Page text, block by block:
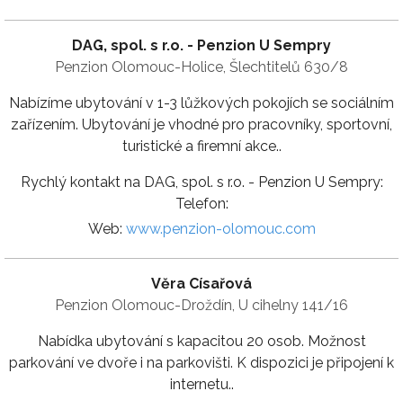
DAG, spol. s r.o. - Penzion U Sempry
Penzion Olomouc-Holice, Šlechtitelů 630/8
Nabízíme ubytování v 1-3 lůžkových pokojích se sociálním
zařízením. Ubytování je vhodné pro pracovníky, sportovní,
turistické a firemní akce..
Rychlý kontakt na DAG, spol. s r.o. - Penzion U Sempry:
Telefon:
Web: www.penzion-olomouc.com
Věra Císařová
Penzion Olomouc-Droždín, U cihelny 141/16
Nabídka ubytování s kapacitou 20 osob. Možnost
parkování ve dvoře i na parkovišti. K dispozici je připojení k
internetu..